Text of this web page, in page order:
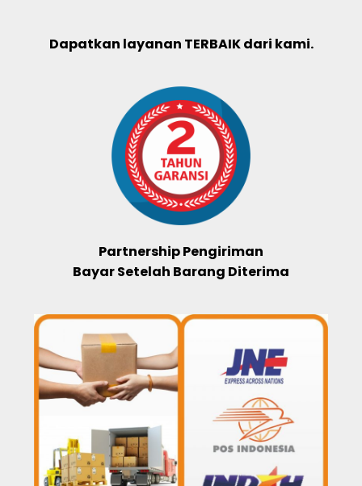
Dapatkan layanan TERBAIK dari kami.
Partnership Pengiriman
Bayar Setelah Barang Diterima